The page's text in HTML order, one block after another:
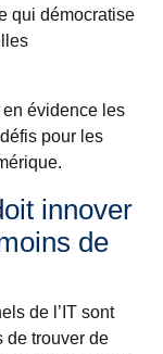
qui démocratise
évidence les
pour les
innover
de
de l’IT sont
de trouver de